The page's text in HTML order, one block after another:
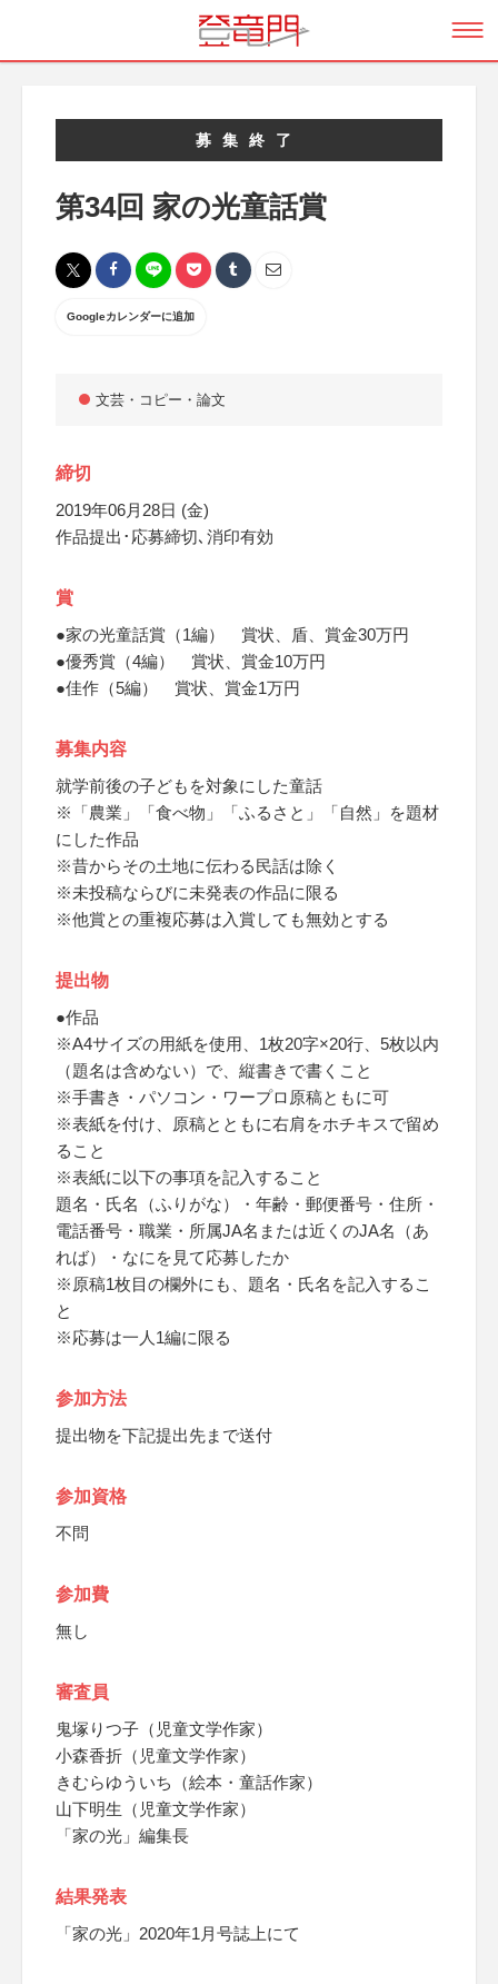
募集終了
第34回 家の光童話賞
Googleカレンダーに追加
文芸・コピー・論文
締切
2019年06月28日 (金)
作品提出･応募締切､消印有効
賞
●家の光童話賞（1編） 賞状、盾、賞金30万円
●優秀賞（4編） 賞状、賞金10万円
●佳作（5編） 賞状、賞金1万円
募集内容
就学前後の子どもを対象にした童話
※「農業」「食べ物」「ふるさと」「自然」を題材
にした作品
※昔からその土地に伝わる民話は除く
※未投稿ならびに未発表の作品に限る
※他賞との重複応募は入賞しても無効とする
提出物
●作品
※A4サイズの用紙を使用、1枚20字×20行、5枚以内
（題名は含めない）で、縦書きで書くこと
※手書き・パソコン・ワープロ原稿ともに可
※表紙を付け、原稿とともに右肩をホチキスで留め
ること
※表紙に以下の事項を記入すること
題名・氏名（ふりがな）・年齢・郵便番号・住所・
電話番号・職業・所属JA名または近くのJA名（あ
れば）・なにを見て応募したか
※原稿1枚目の欄外にも、題名・氏名を記入するこ
と
※応募は一人1編に限る
参加方法
提出物を下記提出先まで送付
参加資格
不問
参加費
無し
審査員
鬼塚りつ子（児童文学作家）
小森香折（児童文学作家）
きむらゆういち（絵本・童話作家）
山下明生（児童文学作家）
「家の光」編集長
結果発表
「家の光」2020年1月号誌上にて